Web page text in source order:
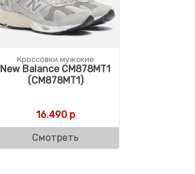
Кроссовки мужские
New Balance CM878MT1
(CM878MT1)
16.490р
Смотреть